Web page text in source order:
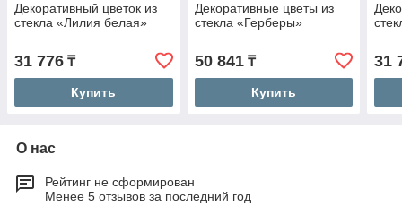
Декоративный цветок из
стекла «Лилия белая»
31 776 ₸
Купить
Декоративные цветы из
стекла «Герберы»
50 841₸
Купить
31
О нас
Рейтинг не сформирован
Менее 5 отзывов за последний год